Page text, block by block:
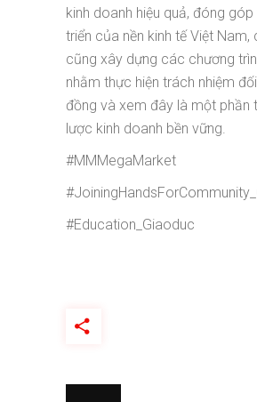
kinh doanh hiệu quả, đóng
triển của nền kinh tế Việt Nam,
cũng xây dựng các chương
nhằm thực hiện trách nhiệm
đồng và xem đây là một phần
lược kinh doanh bền vững.
#MMMegaMarket
#Education_Giaoduc